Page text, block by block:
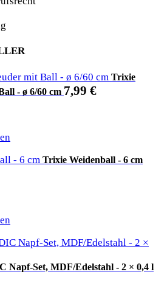
Trixie
- ø 6/60 cm 7,99 €
Trixie Weidenball - 6 cm
Napf-Set, MDF/Edelstahl - 2 × 0,4 l